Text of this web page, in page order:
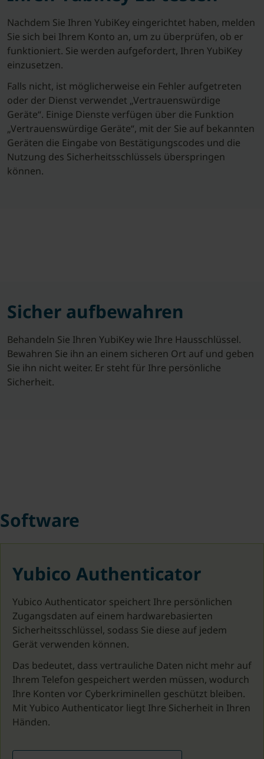
Nachdem Sie Ihren YubiKey eingerichtet haben, melden
Sie sich bei Ihrem Konto an, um zu überprüfen, ob er
funktioniert. Sie werden aufgefordert, Ihren YubiKey
einzusetzen.
Falls nicht, ist möglicherweise ein Fehler aufgetreten
oder der Dienst verwendet „Vertrauenswürdige
Geräte“. Einige Dienste verfügen über die Funktion
„Vertrauenswürdige Geräte“, mit der Sie auf bekannten
Geräten die Eingabe von Bestätigungscodes und die
Nutzung des Sicherheitsschlüssels überspringen
können.
Sicher aufbewahren
Behandeln Sie Ihren YubiKey wie Ihre Hausschlüssel.
Bewahren Sie ihn an einem sicheren Ort auf und geben
Sie ihn nicht weiter. Er steht für Ihre persönliche
Sicherheit.
Software
Yubico Authenticator
Yubico Authenticator speichert Ihre persönlichen
Zugangsdaten auf einem hardwarebasierten
Sicherheitsschlüssel, sodass Sie diese auf jedem
Gerät verwenden können.
Das bedeutet, dass vertrauliche Daten nicht mehr auf
Ihrem Telefon gespeichert werden müssen, wodurch
Ihre Konten vor Cyberkriminellen geschützt bleiben.
Mit Yubico Authenticator liegt Ihre Sicherheit in Ihren
Händen.